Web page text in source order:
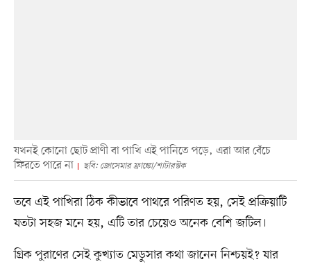
যখনই কোনো ছোট প্রাণী বা পাখি এই পানিতে পড়ে, এরা আর বেঁচে
ফিরতে পারে না
ছবি: জোসেমার ফ্রাঙ্কো/শাটারস্টক
তবে এই পাখিরা ঠিক কীভাবে পাথরে পরিণত হয়, সেই প্রক্রিয়াটি
যতটা সহজ মনে হয়, এটি তার চেয়েও অনেক বেশি জটিল।
গ্রিক পুরাণের সেই কুখ্যাত মেডুসার কথা জানেন নিশ্চয়ই? যার